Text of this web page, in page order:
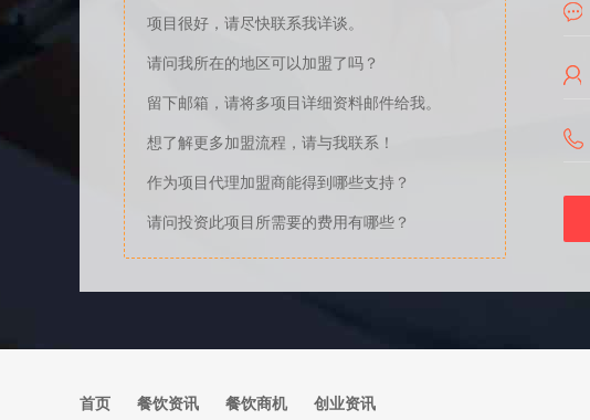
项目很好，请尽快联系我详谈。
请问我所在的地区可以加盟了吗？
留下邮箱，请将多项目详细资料邮件给我。
想了解更多加盟流程，请与我联系！
作为项目代理加盟商能得到哪些支持？
请问投资此项目所需要的费用有哪些？
首页 餐饮资讯 餐饮商机 创业资讯